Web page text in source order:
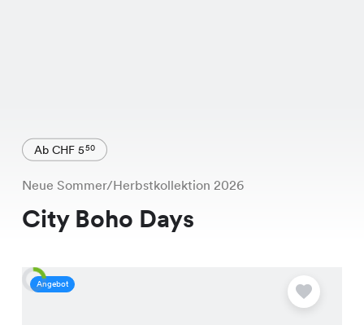
Ab CHF 550
Neue Sommer/Herbstkollektion 2026
City Boho Days
Angebot